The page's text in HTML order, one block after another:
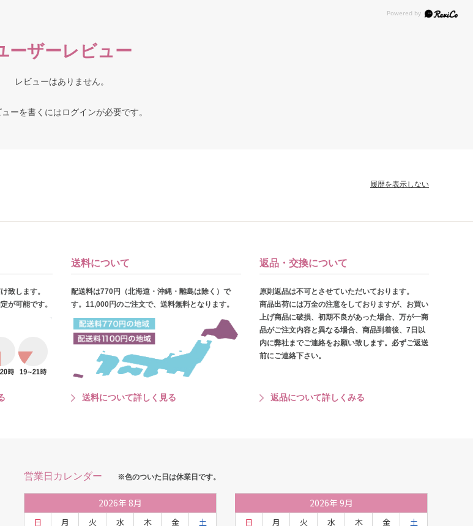
ーザーレビュー
レビューはありません。
ーを書くにはログインが必要です。
履歴を表示しない
致します。
が可能です。
送料について
配送料は770円（北海道・沖縄・離島は除く）で
す。11,000円のご注文で、送料無料となります。
送料について詳しく見る
返品・交換について
原則返品は不可とさせていただいております。
商品出荷には万全の注意をしておりますが、お買い
上げ商品に破損、初期不良があった場合、万が一商
品がご注文内容と異なる場合、商品到着後、7日以
内に弊社までご連絡をお願い致します。必ずご返送
前にご連絡下さい。
返品について詳しくみる
営業日カレンダー ※色のついた日は休業日です。
2026年 8月
日 月 火 水 木 金 土
2026年 9月
日 月 火 水 木 金 土